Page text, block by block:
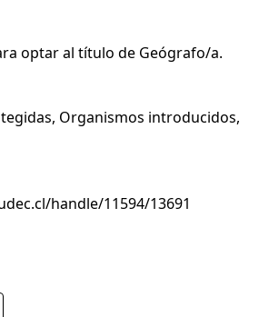
optar al título de Geógrafo/a.
, Organismos introducidos,
handle/11594/13691